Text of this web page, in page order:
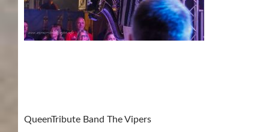
QueenTribute Band The Vipers